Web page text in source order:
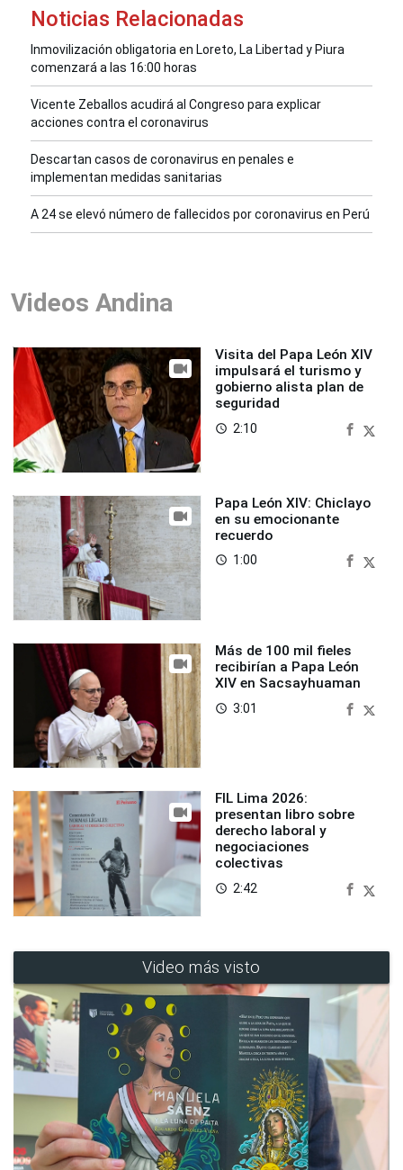
Noticias Relacionadas
Inmovilización obligatoria en Loreto, La Libertad y Piura
comenzará a las 16:00 horas
Vicente Zeballos acudirá al Congreso para explicar
acciones contra el coronavirus
Descartan casos de coronavirus en penales e
implementan medidas sanitarias
A 24 se elevó número de fallecidos por coronavirus en Perú
Videos Andina
Visita del Papa León XIV
impulsará el turismo y
gobierno alista plan de
seguridad
access_time 2:10
Papa León XIV: Chiclayo
en su emocionante
recuerdo
access_time 1:00
Más de 100 mil fieles
recibirían a Papa León
XIV en Sacsayhuaman
access_time 3:01
FIL Lima 2026:
presentan libro sobre
derecho laboral y
negociaciones
colectivas
access_time 2:42
Video más visto